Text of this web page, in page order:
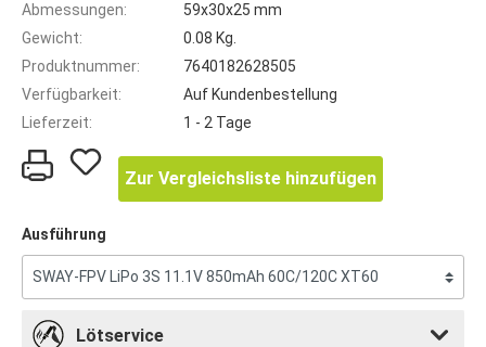
Abmessungen:
59x30x25 mm
Gewicht:
0.08 Kg.
Produktnummer:
7640182628505
Verfügbarkeit:
Auf Kundenbestellung
Lieferzeit:
1 - 2 Tage
Zur Vergleichsliste hinzufügen
Ausführung
Lötservice